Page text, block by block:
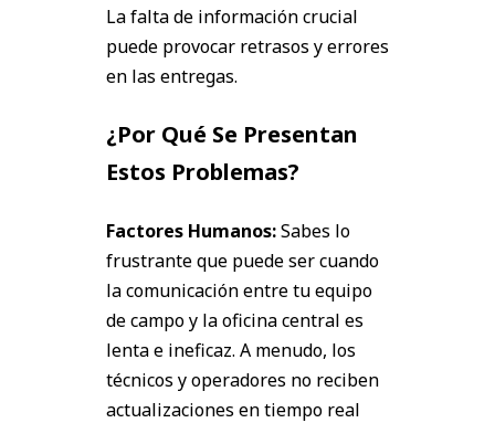
La falta de información crucial
puede provocar retrasos y errores
en las entregas.
¿Por Qué Se Presentan
Estos Problemas?
Factores Humanos:Sabes lo
frustrante que puede ser cuando
la comunicación entre tu equipo
de campo y la oficina central es
lenta e ineficaz. A menudo, los
técnicos y operadores no reciben
actualizaciones en tiempo real